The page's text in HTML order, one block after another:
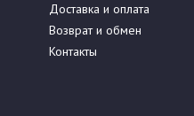
Доставка и оплата
Возврат и обмен
Контакты